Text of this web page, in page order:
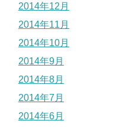
2014年12月
2014年11月
2014年10月
2014年9月
2014年8月
2014年7月
2014年6月